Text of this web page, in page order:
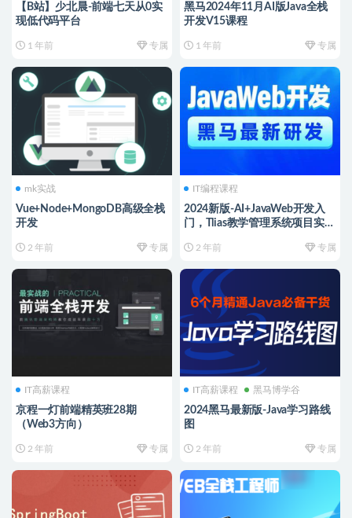
【B站】少北晨-前端七天从0实
现低代码平台
1 年前 专属
黑马2024年11月AI版Java全栈
开发V15课程
1 年前 专属
mk实战
Vue+Node+MongoDB高级全栈
开发
2 年前 专属
IT编程课程
2024新版-AI+JavaWeb开发入
门，Tlias教学管理系统项目实战
2 年前 专属
IT高薪课程
京程一灯前端精英班28期
（Web3方向）
2 年前 专属
IT高薪课程 黑马博学谷
2024黑马最新版-Java学习路线
图
2 年前 专属